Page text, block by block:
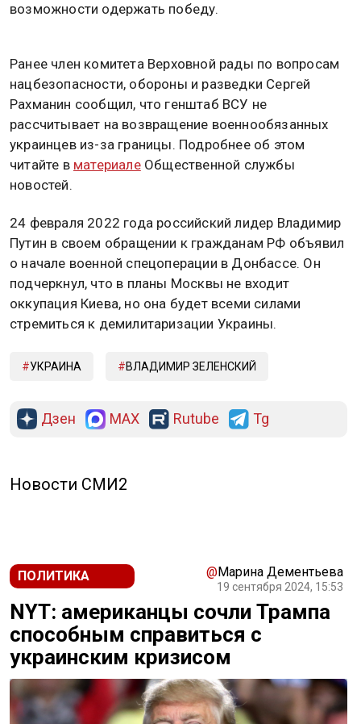
возможности одержать победу.
Ранее член комитета Верховной рады по вопросам
нацбезопасности, обороны и разведки Сергей
Рахманин сообщил, что генштаб ВСУ не
рассчитывает на возвращение военнообязанных
украинцев из-за границы. Подробнее об этом
читайте в материалеОбщественной службы
новостей.
24 февраля 2022 года российский лидер Владимир
Путин в своем обращении к гражданам РФ объявил
о начале военной спецоперации в Донбассе. Он
подчеркнул, что в планы Москвы не входит
оккупация Киева, но она будет всеми силами
стремиться к демилитаризации Украины.
УКРАИНА ВЛАДИМИР ЗЕЛЕНСКИЙ
Дзен MAX Rutube Tg
Новости СМИ2
ПОЛИТИКА @Марина Дементьева
19 сентября 2024, 15:53
NYT: американцы сочли Трампа
способным справиться с
украинским кризисом